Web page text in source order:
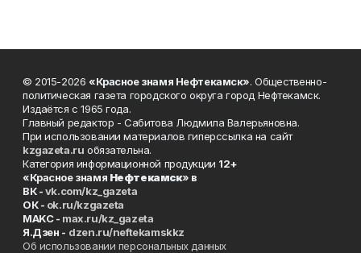
© 2015-2026 «Красное знамя Нефтекамск». Общественно-
политическая газета городского округа город Нефтекамск.
Издаётся с 1965 года.
Главный редактор - Сабитова Людмила Валерьяновна.
При использовании материалов гиперссылка на сайт
kzgazeta.ru обязательна.
Категория информационной продукции 12+
«Красное знамя Нефтекамск» в
ВК -vk.com/kz_gazeta
ОК - ok.ru/kzgazeta
MAKC - max.ru/kz_gazeta
Я.Дзен - dzen.ru/neftekamskkz
Об использовании персональных данных